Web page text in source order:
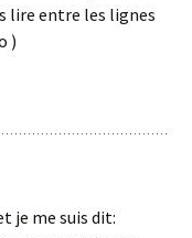
lire entre les lignes
)
je me suis dit: